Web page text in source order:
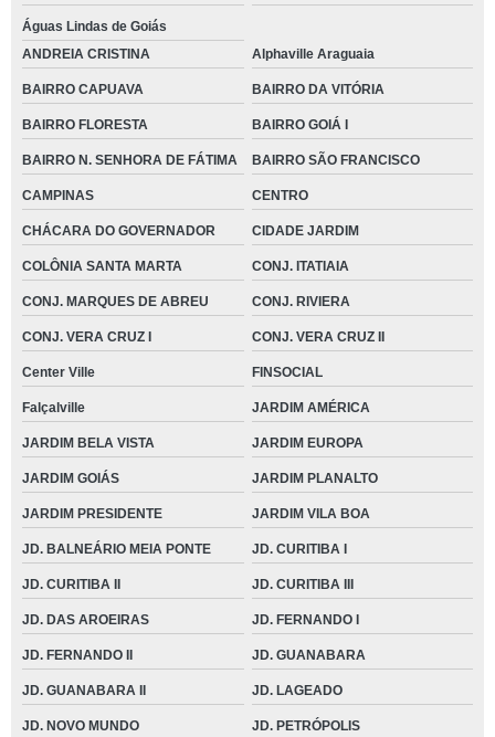
Águas Lindas de Goiás
ANDREIA CRISTINA
Alphaville Araguaia
BAIRRO CAPUAVA BAIRRO DA VITÓRIA
BAIRRO FLORESTA BAIRRO GOIÁ I
BAIRRO N. SENHORA DE FÁTIMA BAIRRO SÃO FRANCISCO
CAMPINAS CENTRO
CHÁCARA DO GOVERNADOR CIDADE JARDIM
COLÔNIA SANTA MARTA CONJ. ITATIAIA
CONJ. MARQUES DE ABREU CONJ. RIVIERA
CONJ. VERA CRUZ I CONJ. VERA CRUZ II
Center Ville FINSOCIAL
Falçalville JARDIM AMÉRICA
JARDIM BELA VISTA JARDIM EUROPA
JARDIM GOIÁS JARDIM PLANALTO
JARDIM PRESIDENTE JARDIM VILA BOA
JD. BALNEÁRIO MEIA PONTE JD. CURITIBA I
JD. CURITIBA II JD. CURITIBA III
JD. DAS AROEIRAS JD. FERNANDO I
JD. FERNANDO II JD. GUANABARA
JD. GUANABARA II JD. LAGEADO
JD. NOVO MUNDO JD. PETRÓPOLIS